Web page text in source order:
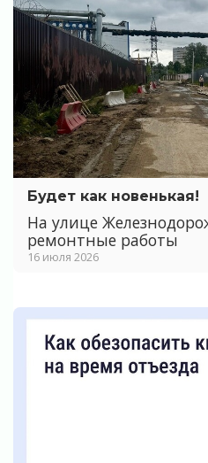
Будет как новенькая!
На улице
ремонтные работы
16 июля 2026